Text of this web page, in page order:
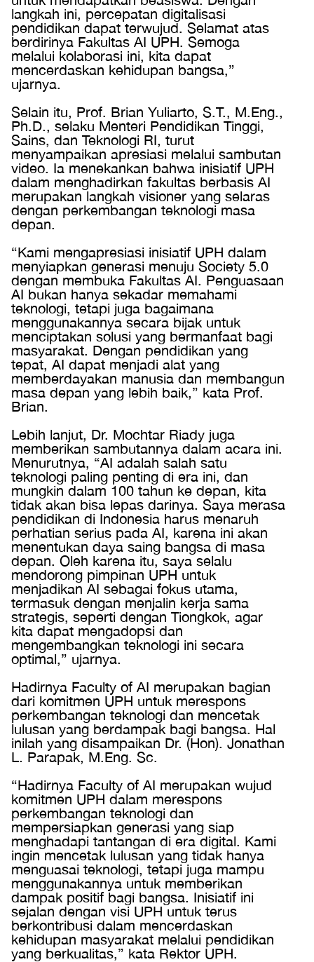
langkah ini, percepatan digitalisasi
pendidikan dapat terwujud. Selamat atas
berdirinya Fakultas AI UPH. Semoga
melalui kolaborasi ini, kita dapat
mencerdaskan kehidupan bangsa,”
ujarnya.
Selain itu, Prof. Brian Yuliarto, S.T., M.Eng.,
Ph.D., selaku Menteri Pendidikan Tinggi,
Sains, dan Teknologi RI, turut
menyampaikan apresiasi melalui sambutan
video. Ia menekankan bahwa inisiatif UPH
dalam menghadirkan fakultas berbasis AI
merupakan langkah visioner yang selaras
dengan perkembangan teknologi masa
depan.
“Kami mengapresiasi inisiatif UPH dalam
menyiapkan generasi menuju Society 5.0
dengan membuka Fakultas AI. Penguasaan
AI bukan hanya sekadar memahami
teknologi, tetapi juga bagaimana
menggunakannya secara bijak untuk
menciptakan solusi yang bermanfaat bagi
masyarakat. Dengan pendidikan yang
tepat, AI dapat menjadi alat yang
memberdayakan manusia dan membangun
masa depan yang lebih baik,” kata Prof.
Brian.
Lebih lanjut, Dr. Mochtar Riady juga
memberikan sambutannya dalam acara ini.
Menurutnya, “AI adalah salah satu
teknologi paling penting di era ini, dan
mungkin dalam 100 tahun ke depan, kita
tidak akan bisa lepas darinya. Saya merasa
pendidikan di Indonesia harus menaruh
perhatian serius pada AI, karena ini akan
menentukan daya saing bangsa di masa
depan. Oleh karena itu, saya selalu
mendorong pimpinan UPH untuk
menjadikan AI sebagai fokus utama,
termasuk dengan menjalin kerja sama
strategis, seperti dengan Tiongkok, agar
kita dapat mengadopsi dan
mengembangkan teknologi ini secara
optimal,” ujarnya.
Hadirnya Faculty of AI merupakan bagian
dari komitmen UPH untuk merespons
perkembangan teknologi dan mencetak
lulusan yang berdampak bagi bangsa. Hal
inilah yang disampaikan Dr. (Hon). Jonathan
L. Parapak, M.Eng. Sc.
“Hadirnya Faculty of AI merupakan wujud
komitmen UPH dalam merespons
perkembangan teknologi dan
mempersiapkan generasi yang siap
menghadapi tantangan di era digital. Kami
ingin mencetak lulusan yang tidak hanya
menguasai teknologi, tetapi juga mampu
menggunakannya untuk memberikan
dampak positif bagi bangsa. Inisiatif ini
sejalan dengan visi UPH untuk terus
berkontribusi dalam mencerdaskan
kehidupan masyarakat melalui pendidikan
yang berkualitas,” kata Rektor UPH.